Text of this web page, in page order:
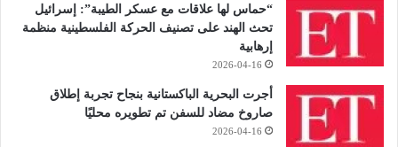
“حماس لها علاقات مع عسكر الطيبة”: إسرائيل
تحث الهند على تصنيف الحركة الفلسطينية منظمة
إرهابية
2026-04-16
أجرت البحرية الباكستانية بنجاح تجربة إطلاق
صاروخ مضاد للسفن تم تطويره محليًا
2026-04-16